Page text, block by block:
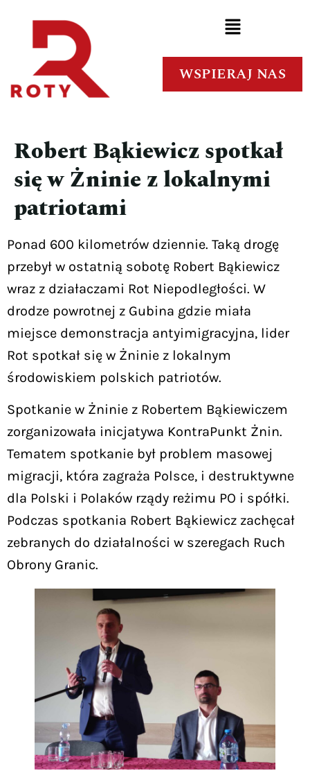
WSPIERAJ NAS
Robert Bąkiewicz spotkał
się w Żninie z lokalnymi
patriotami
Ponad 600 kilometrów dziennie. Taką drogę
przebył w ostatnią sobotę Robert Bąkiewicz
wraz z działaczami Rot Niepodległości. W
drodze powrotnej z Gubina gdzie miała
miejsce demonstracja antyimigracyjna, lider
Rot spotkał się w Żninie z lokalnym
środowiskiem polskich patriotów.
Spotkanie w Żninie z Robertem Bąkiewiczem
zorganizowała inicjatywa KontraPunkt Żnin.
Tematem spotkanie był problem masowej
migracji, która zagraża Polsce, i destruktywne
dla Polski i Polaków rządy reżimu PO i spółki.
Podczas spotkania Robert Bąkiewicz zachęcał
zebranych do działalności w szeregach Ruch
Obrony Granic.